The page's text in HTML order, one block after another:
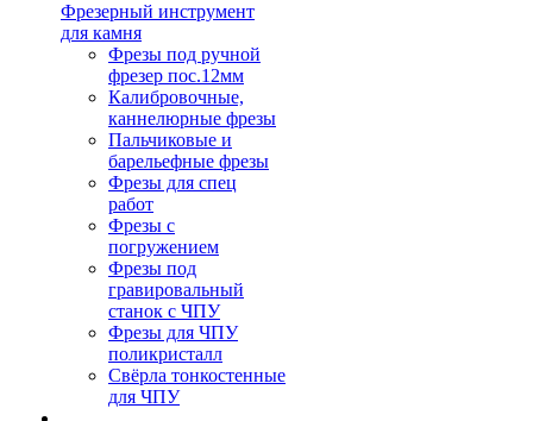
Фрезерный инструмент
для камня
Фрезы под ручной
фрезер пос.12мм
Калибровочные,
каннелюрные фрезы
Пальчиковые и
барельефные фрезы
Фрезы для спец
работ
Фрезы с
погружением
Фрезы под
гравировальный
станок с ЧПУ
Фрезы для ЧПУ
поликристалл
Свёрла тонкостенные
для ЧПУ